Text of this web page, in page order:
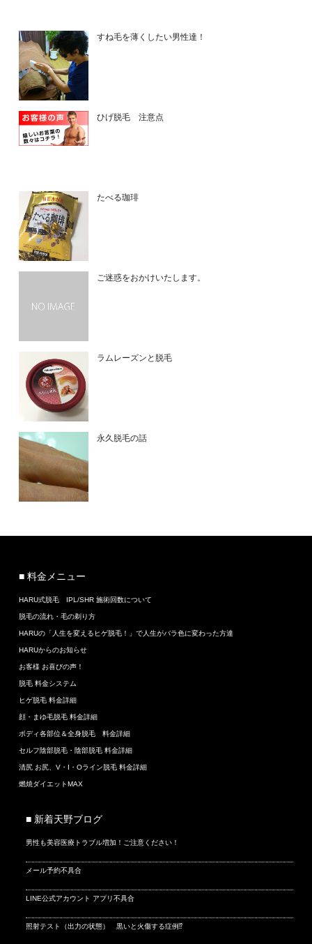
すね毛を薄くしたい男性達！
ひげ脱毛 注意点
たべる珈琲
ご迷惑をおかけいたします。
ラムレーズンと脱毛
永久脱毛の話
■ 料金メニュー
HARU式脱毛 IPL/SHR 施術回数について
脱毛の流れ・毛の剃り方
HARUの「人生を変えるヒゲ脱毛！」で人生がバラ色に変わった方達
HARUからのお知らせ
お客様 お喜びの声！
脱毛 料金システム
ヒゲ脱毛 料金詳細
顔・まゆ毛脱毛 料金詳細
ボディ各部位＆全身脱毛 料金詳細
セルフ陰部脱毛・陰部脱毛 料金詳細
清尻 お尻、V・I・Oライン脱毛 料金詳細
燃焼ダイエットMAX
■ 新着天野ブログ
男性も美容医療トラブル増加！ご注意ください！
メール予約不具合
LINE公式アカウント アプリ不具合
照射テスト（出力の状態） 黒いと火傷する症例⁉